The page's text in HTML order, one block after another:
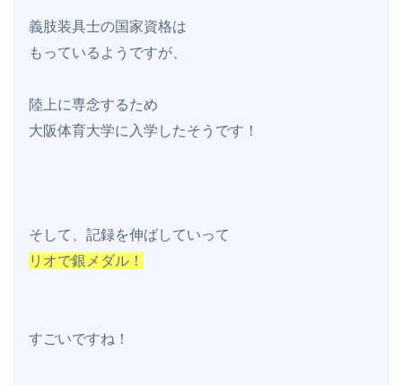
義肢装具士の国家資格は
もっているようですが、
陸上に専念するため
大阪体育大学に入学したそうです！
リオで銀メダル！
すごいですね！